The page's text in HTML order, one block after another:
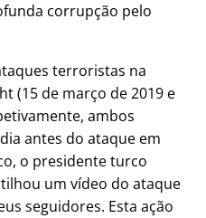
corrupção pelo
terroristas na
(15 de março de 2019 e
ambos
antes do ataque em
o presidente turco
um vídeo do ataque
seguidores. Esta ação